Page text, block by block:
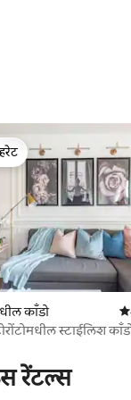
रिव्ह्यूज
काँडो 5
स्टाईलिश
रेंटल्स